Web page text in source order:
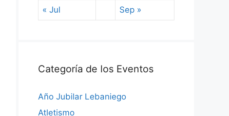
« Jul Sep »
Categoría de los Eventos
Año Jubilar Lebaniego
Atletismo